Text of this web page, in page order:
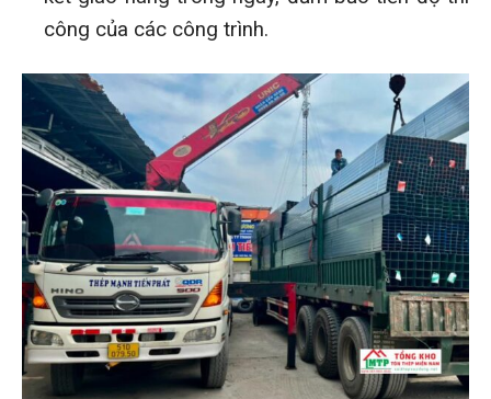
công của các công trình.